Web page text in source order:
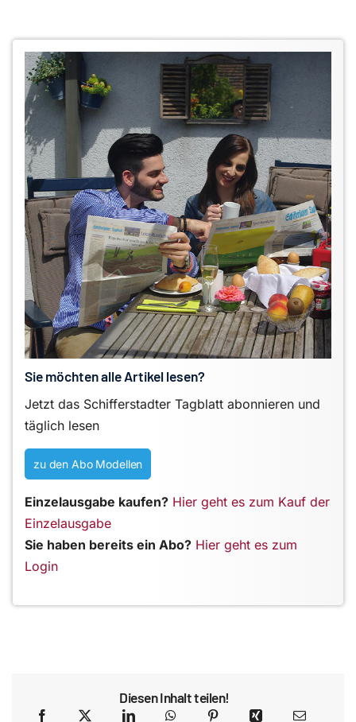
Sie möchten alle Artikel lesen?
Jetzt das Schifferstadter Tagblatt abonnieren und
täglich lesen
zu den Abo Modellen
Einzelausgabe kaufen? Hier geht es zum Kauf der
Einzelausgabe
Sie haben bereits ein Abo? Hier geht es zum
Login
Diesen Inhalt teilen!